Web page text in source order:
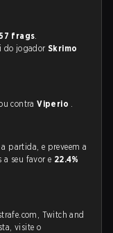
frags.
do jogador Skrimo
contraViperio .
partida, e preveem a
a seu favor e 22.4%
Twitch and
visite o